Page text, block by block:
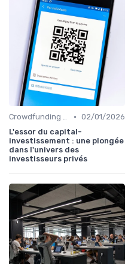
Crowdfunding et Capital Risque • 02/01/2026
L'essor du capital-
investissement : une plongée
dans l'univers des
investisseurs privés